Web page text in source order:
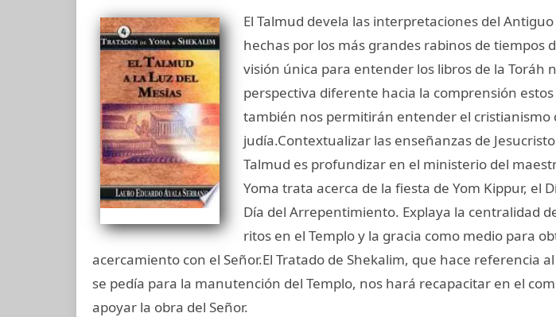
El Talmud devela las interpretaciones del
hechas por los más grandes rabinos de tiempos
visión única para entender los libros de la Toráh
perspectiva diferente hacia la comprensión
también nos permitirán entender el cristianismo
judía.Contextualizar las enseñanzas de
Talmud es profundizar en el ministerio del
Yoma trata acerca de la fiesta de Yom Kippur, el
Día del Arrepentimiento. Explaya la centralidad
ritos en el Templo y la gracia como medio para
acercamiento con el Señor.El Tratado de Shekalim, que hace referencia
se pedía para la manutención del Templo, nos hará recapacitar en el
apoyar la obra del Señor.